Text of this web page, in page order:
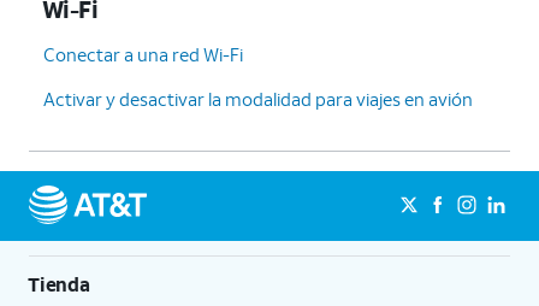
Wi-Fi
Conectar a una red Wi-Fi
Activar y desactivar la modalidad para viajes en avión
Tienda